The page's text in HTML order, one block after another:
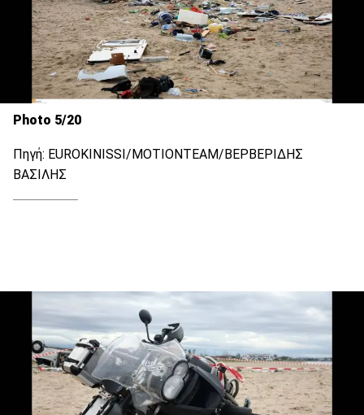
Photo 5/20
Πηγή: EUROKINISSI/ΜΟΤΙΟΝΤΕΑΜ/ΒΕΡΒΕΡΙΔΗΣ
ΒΑΣΙΛΗΣ